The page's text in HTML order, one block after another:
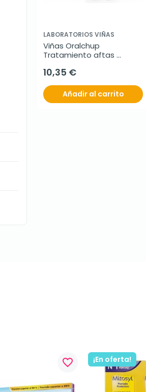
LABORATORIOS VIÑAS
Viñas Oralchup
Tratamiento aftas
10,35 €
Añadir al carrito
favorite_border ¡En oferta!